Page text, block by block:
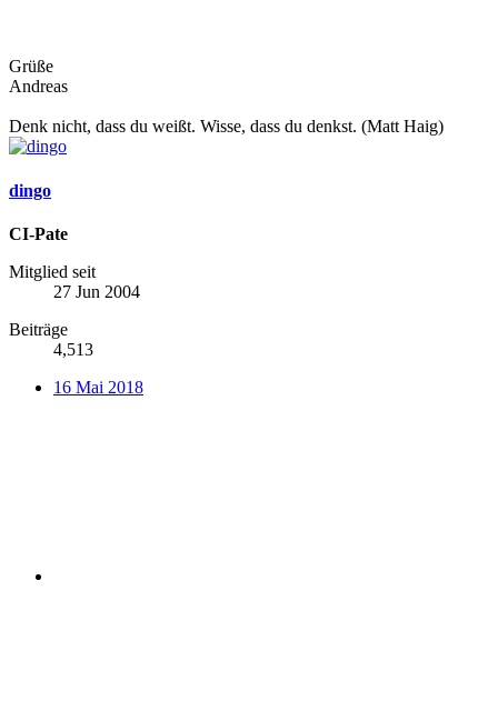
Grüße
Andreas
Denk nicht, dass du weißt. Wisse, dass du denkst. (Matt Haig)
dingo
CI-Pate
Mitglied seit
27 Jun 2004
Beiträge
4,513
16 Mai 2018